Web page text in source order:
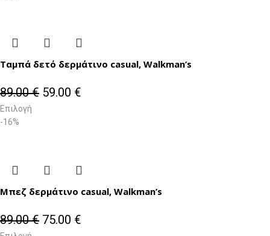
Ταμπά δετό δερμάτινο casual, Walkman’s
89.00€ 59.00 €
Επιλογή
-16%
Μπεζ δερμάτινο casual, Walkman’s
89.00€ 75.00 €